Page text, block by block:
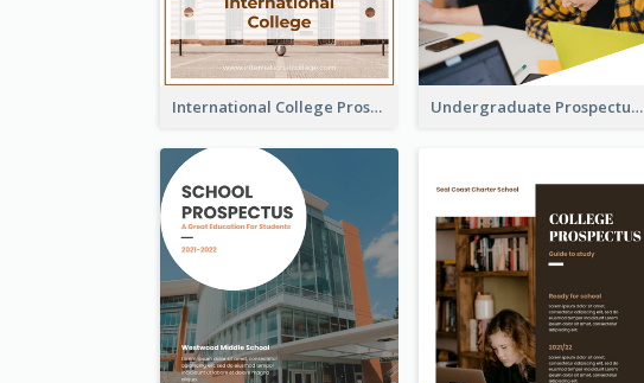
International College Prospectus Undergraduate Prospectus